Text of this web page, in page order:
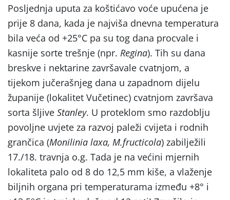
Posljednja uputa za koštićavo voće upućena je
prije 8 dana, kada je najviša dnevna temperatura
bila veća od +25°C pa su tog dana procvale i
kasnije sorte trešnje (npr. Regina). Tih su dana
breskve i nektarine završavale cvatnjom, a
tijekom jučerašnjeg dana u zapadnom dijelu
županije (lokalitet Vučetinec) cvatnjom završava
sorta šljive Stanley. U proteklom smo razdoblju
povoljne uvjete za razvoj paleži cvijeta i rodnih
grančica (Monilinia laxa, M.fructicola) zabilježili
17./18. travnja o.g. Tada je na većini mjernih
lokaliteta palo od 8 do 12,5 mm kiše, a vlaženje
biljnih organa pri temperaturama između +8° i